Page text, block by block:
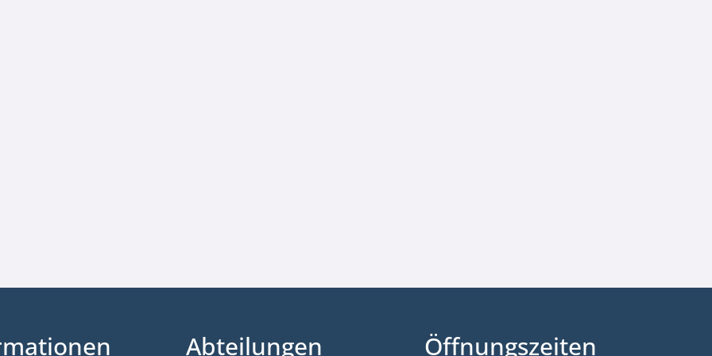
Abteilungen Öffnungszeiten